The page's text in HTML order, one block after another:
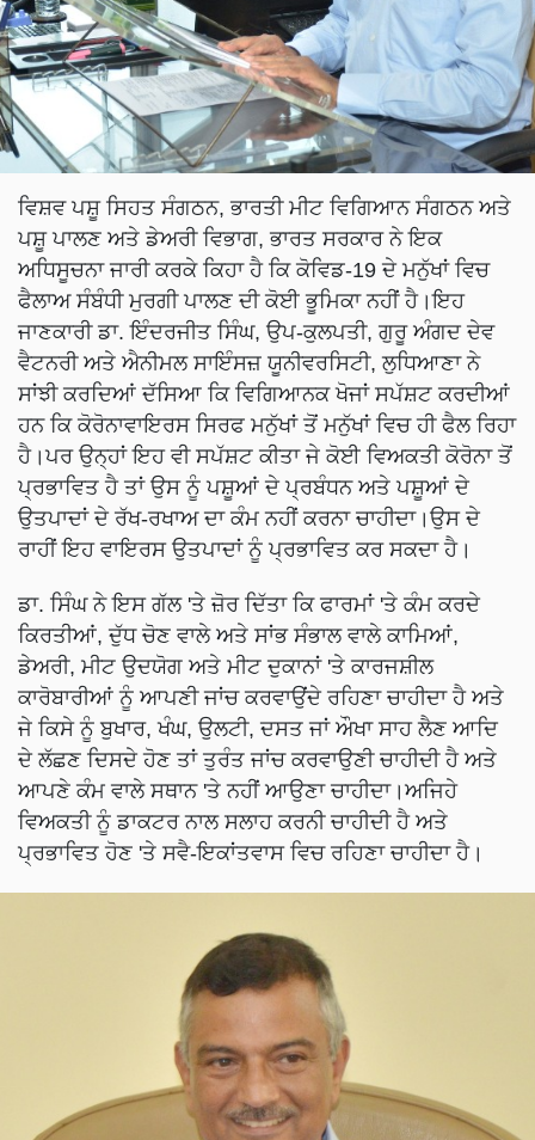
ਵਿਸ਼ਵ ਪਸ਼ੂ ਸਿਹਤ ਸੰਗਠਨ, ਭਾਰਤੀ ਮੀਟ ਵਿਗਿਆਨ ਸੰਗਠਨ ਅਤੇ
ਪਸ਼ੂ ਪਾਲਣ ਅਤੇ ਡੇਅਰੀ ਵਿਭਾਗ, ਭਾਰਤ ਸਰਕਾਰ ਨੇ ਇਕ
ਅਧਿਸੂਚਨਾ ਜਾਰੀ ਕਰਕੇ ਕਿਹਾ ਹੈ ਕਿ ਕੋਵਿਡ-19 ਦੇ ਮਨੁੱਖਾਂ ਵਿਚ
ਫੈਲਾਅ ਸੰਬੰਧੀ ਮੁਰਗੀ ਪਾਲਣ ਦੀ ਕੋਈ ਭੂਮਿਕਾ ਨਹੀਂ ਹੈ।ਇਹ
ਜਾਣਕਾਰੀ ਡਾ. ਇੰਦਰਜੀਤ ਸਿੰਘ, ਉਪ-ਕੁਲਪਤੀ, ਗੁਰੂ ਅੰਗਦ ਦੇਵ
ਵੈਟਨਰੀ ਅਤੇ ਐਨੀਮਲ ਸਾਇੰਸਜ਼ ਯੂਨੀਵਰਸਿਟੀ, ਲੁਧਿਆਣਾ ਨੇ
ਸਾਂਝੀ ਕਰਦਿਆਂ ਦੱਸਿਆ ਕਿ ਵਿਗਿਆਨਕ ਖੋਜਾਂ ਸਪੱਸ਼ਟ ਕਰਦੀਆਂ
ਹਨ ਕਿ ਕੋਰੋਨਾਵਾਇਰਸ ਸਿਰਫ ਮਨੁੱਖਾਂ ਤੋਂ ਮਨੁੱਖਾਂ ਵਿਚ ਹੀ ਫੈਲ ਰਿਹਾ
ਹੈ।ਪਰ ਉਨ੍ਹਾਂ ਇਹ ਵੀ ਸਪੱਸ਼ਟ ਕੀਤਾ ਜੇ ਕੋਈ ਵਿਅਕਤੀ ਕੋਰੋਨਾ ਤੋਂ
ਪ੍ਰਭਾਵਿਤ ਹੈ ਤਾਂ ਉਸ ਨੂੰ ਪਸ਼ੂਆਂ ਦੇ ਪ੍ਰਬੰਧਨ ਅਤੇ ਪਸ਼ੂਆਂ ਦੇ
ਉਤਪਾਦਾਂ ਦੇ ਰੱਖ-ਰਖਾਅ ਦਾ ਕੰਮ ਨਹੀਂ ਕਰਨਾ ਚਾਹੀਦਾ।ਉਸ ਦੇ
ਰਾਹੀਂ ਇਹ ਵਾਇਰਸ ਉਤਪਾਦਾਂ ਨੂੰ ਪ੍ਰਭਾਵਿਤ ਕਰ ਸਕਦਾ ਹੈ।
ਡਾ. ਸਿੰਘ ਨੇ ਇਸ ਗੱਲ 'ਤੇ ਜ਼ੋਰ ਦਿੱਤਾ ਕਿ ਫਾਰਮਾਂ 'ਤੇ ਕੰਮ ਕਰਦੇ
ਕਿਰਤੀਆਂ, ਦੁੱਧ ਚੋਣ ਵਾਲੇ ਅਤੇ ਸਾਂਭ ਸੰਭਾਲ ਵਾਲੇ ਕਾਮਿਆਂ,
ਡੇਅਰੀ, ਮੀਟ ਉਦਯੋਗ ਅਤੇ ਮੀਟ ਦੁਕਾਨਾਂ 'ਤੇ ਕਾਰਜਸ਼ੀਲ
ਕਾਰੋਬਾਰੀਆਂ ਨੂੰ ਆਪਣੀ ਜਾਂਚ ਕਰਵਾਉਂਦੇ ਰਹਿਣਾ ਚਾਹੀਦਾ ਹੈ ਅਤੇ
ਜੇ ਕਿਸੇ ਨੂੰ ਬੁਖਾਰ, ਖੰਘ, ਉਲਟੀ, ਦਸਤ ਜਾਂ ਔਖਾ ਸਾਹ ਲੈਣ ਆਦਿ
ਦੇ ਲੱਛਣ ਦਿਸਦੇ ਹੋਣ ਤਾਂ ਤੁਰੰਤ ਜਾਂਚ ਕਰਵਾਉਣੀ ਚਾਹੀਦੀ ਹੈ ਅਤੇ
ਆਪਣੇ ਕੰਮ ਵਾਲੇ ਸਥਾਨ 'ਤੇ ਨਹੀਂ ਆਉਣਾ ਚਾਹੀਦਾ।ਅਜਿਹੇ
ਵਿਅਕਤੀ ਨੂੰ ਡਾਕਟਰ ਨਾਲ ਸਲਾਹ ਕਰਨੀ ਚਾਹੀਦੀ ਹੈ ਅਤੇ
ਪ੍ਰਭਾਵਿਤ ਹੋਣ 'ਤੇ ਸਵੈ-ਇਕਾਂਤਵਾਸ ਵਿਚ ਰਹਿਣਾ ਚਾਹੀਦਾ ਹੈ।